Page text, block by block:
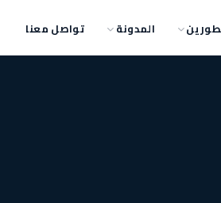
المدونة تواصل معنا